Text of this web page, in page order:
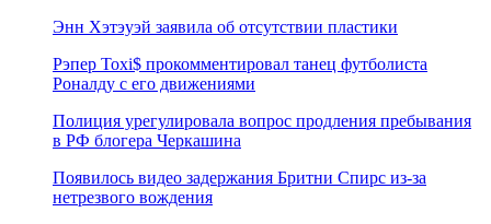
Энн Хэтэуэй заявила об отсутствии пластики
Рэпер Toxi$ прокомментировал танец футболиста
Роналду с его движениями
Полиция урегулировала вопрос продления пребывания
в РФ блогера Черкашина
Появилось видео задержания Бритни Спирс из-за
нетрезвого вождения